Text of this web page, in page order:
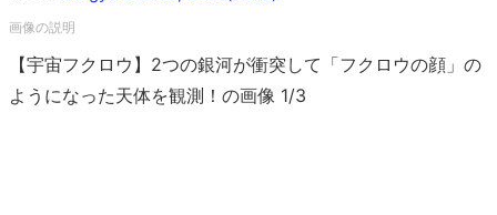
【宇宙フクロウ】2つの銀河が衝突して「フクロウの顔」の
ようになった天体を観測！の画像 1/3